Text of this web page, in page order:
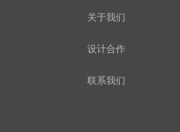
关于我们
设计合作
联系我们